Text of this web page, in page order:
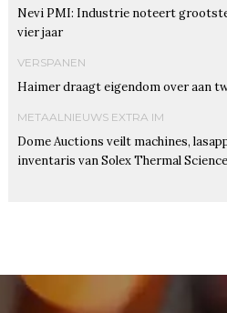
Nevi PMI: Industrie noteert
vier jaar
VERSPANEN
Haimer draagt eigendom over aan
METAALNIEUWS EXTRA IM
Dome Auctions veilt machines,
inventaris van Solex Thermal Science